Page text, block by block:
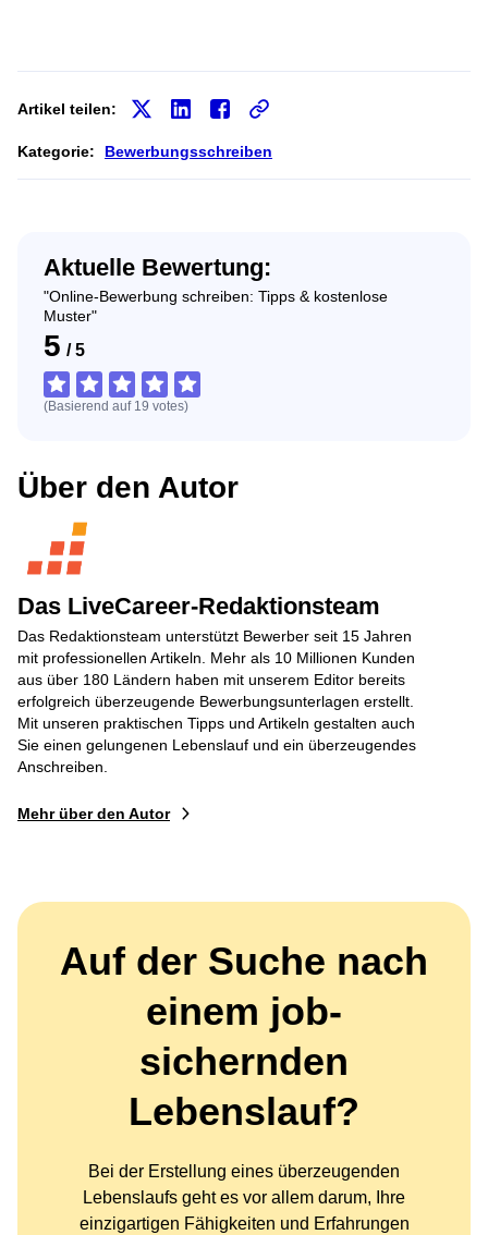
Artikel teilen:
Kategorie: Bewerbungsschreiben
Aktuelle Bewertung:
"Online-Bewerbung schreiben: Tipps & kostenlose
Muster"
5 / 5
(Basierend auf 19 votes)
Über den Autor
Das LiveCareer-Redaktionsteam
Das Redaktionsteam unterstützt Bewerber seit 15 Jahren
mit professionellen Artikeln. Mehr als 10 Millionen Kunden
aus über 180 Ländern haben mit unserem Editor bereits
erfolgreich überzeugende Bewerbungsunterlagen erstellt.
Mit unseren praktischen Tipps und Artikeln gestalten auch
Sie einen gelungenen Lebenslauf und ein überzeugendes
Anschreiben.
Mehr über den Autor
Auf der Suche nach
einem job-
sichernden
Lebenslauf?
Bei der Erstellung eines überzeugenden
Lebenslaufs geht es vor allem darum, Ihre
einzigartigen Fähigkeiten und Erfahrungen